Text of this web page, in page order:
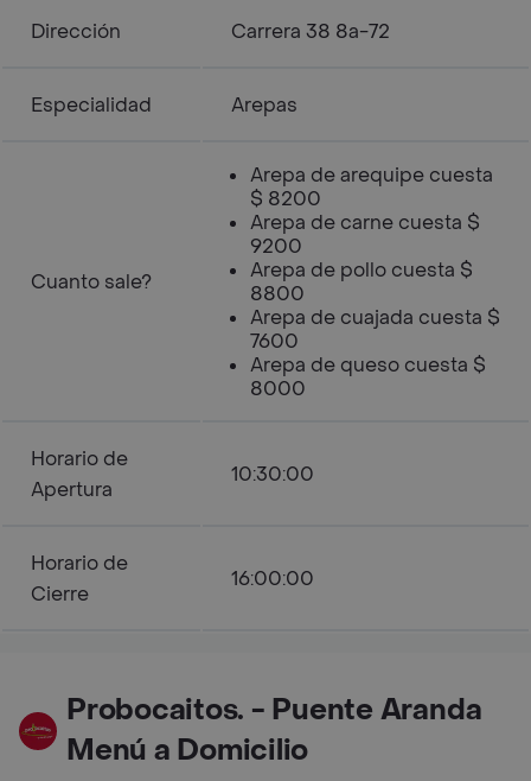
Dirección Carrera 38 8a-72
Especialidad Arepas
Cuanto sale?
Arepa de arequipe cuesta
$ 8200
Arepa de carne cuesta $
9200
Arepa de pollo cuesta $
8800
Arepa de cuajada cuesta $
7600
Arepa de queso cuesta $
8000
Horario de
Apertura
10:30:00
Horario de
Cierre
16:00:00
Probocaitos. - Puente Aranda
Menú a Domicilio